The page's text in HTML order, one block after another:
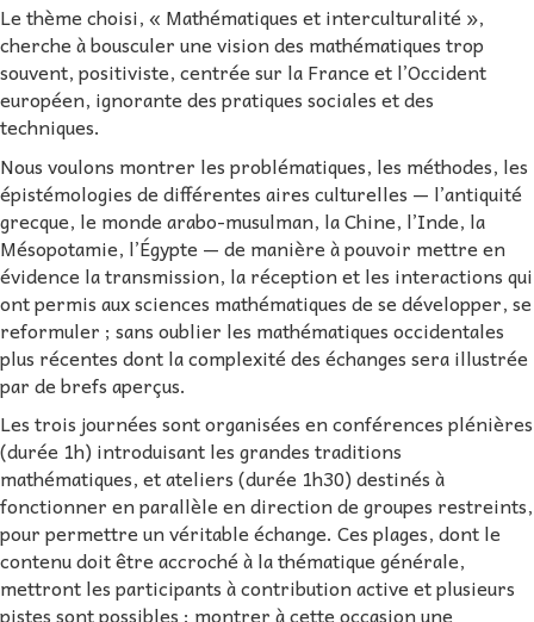
Le thème choisi, « Mathématiques et interculturalité »,
cherche à bousculer une vision des mathématiques trop
souvent, positiviste, centrée sur la France et l’Occident
européen, ignorante des pratiques sociales et des
techniques.
Nous voulons montrer les problématiques, les méthodes, les
épistémologies de différentes aires culturelles — l’antiquité
grecque, le monde arabo-musulman, la Chine, l’Inde, la
Mésopotamie, l’Égypte — de manière à pouvoir mettre en
évidence la transmission, la réception et les interactions qui
ont permis aux sciences mathématiques de se développer, se
reformuler ; sans oublier les mathématiques occidentales
plus récentes dont la complexité des échanges sera illustrée
par de brefs aperçus.
Les trois journées sont organisées en conférences plénières
(durée 1h) introduisant les grandes traditions
mathématiques, et ateliers (durée 1h30) destinés à
fonctionner en parallèle en direction de groupes restreints,
pour permettre un véritable échange. Ces plages, dont le
contenu doit être accroché à la thématique générale,
mettront les participants à contribution active et plusieurs
pistes sont possibles : montrer à cette occasion une